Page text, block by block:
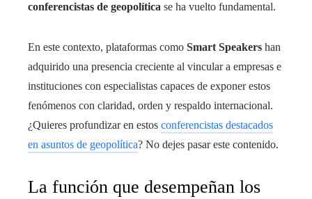
conferencistas de geopolítica se ha vuelto fundamental.
En este contexto, plataformas como Smart Speakers han
adquirido una presencia creciente al vincular a empresas e
instituciones con especialistas capaces de exponer estos
fenómenos con claridad, orden y respaldo internacional.
¿Quieres profundizar en estos conferencistas destacados
en asuntos de geopolítica? No dejes pasar este contenido.
La función que desempeñan los